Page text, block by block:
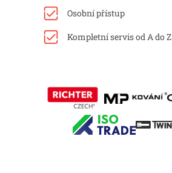
Osobní přístup
Kompletní servis od A do Z